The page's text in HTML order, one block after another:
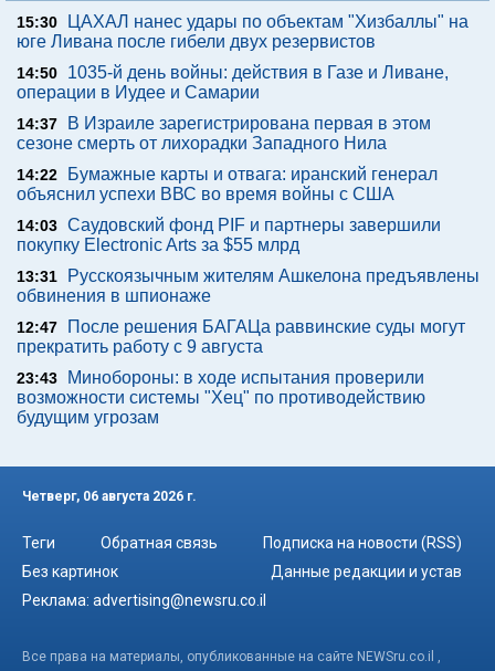
15:30
ЦАХАЛ нанес удары по объектам "Хизбаллы" на
юге Ливана после гибели двух резервистов
14:50
1035-й день войны: действия в Газе и Ливане,
операции в Иудее и Самарии
14:37
В Израиле зарегистрирована первая в этом
сезоне смерть от лихорадки Западного Нила
14:22
Бумажные карты и отвага: иранский генерал
объяснил успехи ВВС во время войны с США
14:03 Саудовский фонд PIF и партнеры завершили
покупку Electronic Arts за $55 млрд
13:31
Русскоязычным жителям Ашкелона предъявлены
обвинения в шпионаже
12:47
После решения БАГАЦа раввинские суды могут
прекратить работу с 9 августа
23:43
Минобороны: в ходе испытания проверили
возможности системы "Хец" по противодействию
будущим угрозам
Четверг, 06 августа 2026 г.
Теги Обратная связь
Подписка на новости (RSS)
Без картинок
Данные редакции и устав
Реклама: advertising@newsru.co.il
Все права на материалы, опубликованные на сайте NEWSru.co.il ,